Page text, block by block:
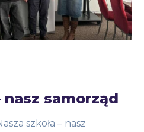
nasz samorząd
szkoła – nasz